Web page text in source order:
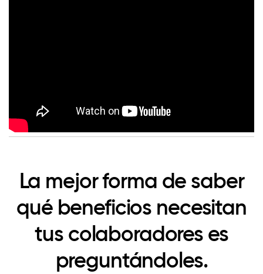
La mejor forma de saber
qué beneficios necesitan
tus colaboradores es
preguntándoles.